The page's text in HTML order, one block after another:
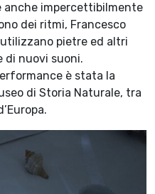
anche impercettibilmente
dei ritmi, Francesco
utilizzano pietre ed altri
di nuovi suoni.
è stata la
di Storia Naturale, tra